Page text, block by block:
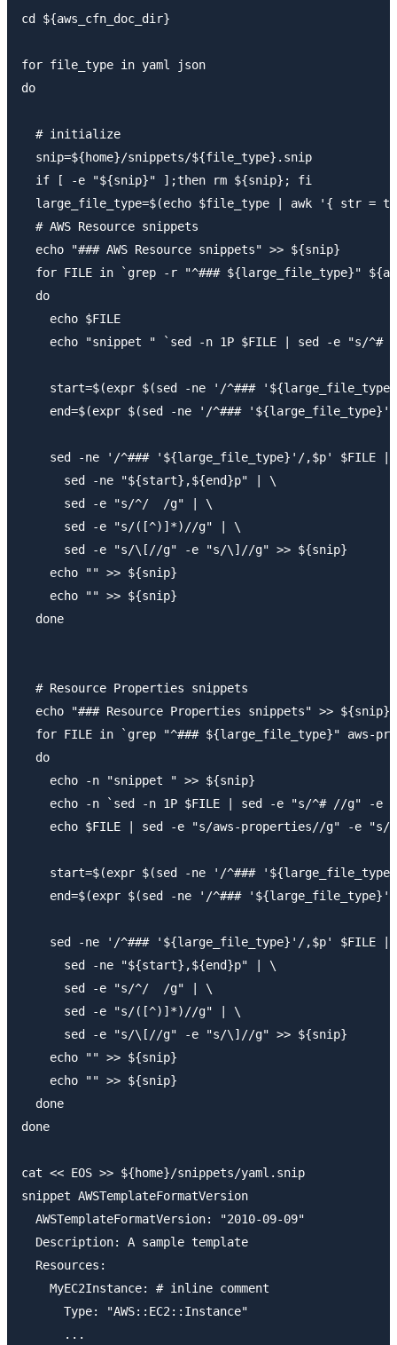
cd ${aws_cfn_doc_dir}
for file_type in yaml json
do
  # initialize
  snip=${home}/snippets/${file_type}.snip
  if [ -e "${snip}" ];then rm ${snip}; fi
large_file_type=$(echo $file_type | awk '{ str =
  # AWS Resource snippets
  echo "### AWS Resource snippets" >> ${snip}
for FILE in `grep -r "^### ${large_file_type}"
  do
    echo $FILE
echo "snippet " `sed -n 1P $FILE | sed -e "s/^#
start=$(expr $(sed -ne '/^###
end=$(expr $(sed -ne '/^###
sed -ne '/^### '${large_file_type}'/,$p' $FILE |
      sed -ne "${start},${end}p" | \
      sed -e "s/^/  /g" | \
      sed -e "s/([^)]*)//g" | \
      sed -e "s/\[//g" -e "s/\]//g" >> ${snip}
    echo "" >> ${snip}
    echo "" >> ${snip}
  done
  # Resource Properties snippets
  echo "### Resource Properties snippets" >> ${snip}
for FILE in `grep "^### ${large_file_type}" aws-
  do
    echo -n "snippet " >> ${snip}
echo -n `sed -n 1P $FILE | sed -e "s/^# //g" -e
echo $FILE | sed -e "s/aws-properties//g" -e "s/
start=$(expr $(sed -ne '/^###
end=$(expr $(sed -ne '/^###
sed -ne '/^### '${large_file_type}'/,$p' $FILE |
      sed -ne "${start},${end}p" | \
      sed -e "s/^/  /g" | \
      sed -e "s/([^)]*)//g" | \
      sed -e "s/\[//g" -e "s/\]//g" >> ${snip}
    echo "" >> ${snip}
    echo "" >> ${snip}
  done
done
cat << EOS >> ${home}/snippets/yaml.snip
snippet AWSTemplateFormatVersion
  AWSTemplateFormatVersion: "2010-09-09"
  Description: A sample template
  Resources:
    MyEC2Instance: # inline comment
      Type: "AWS::EC2::Instance"
      ...